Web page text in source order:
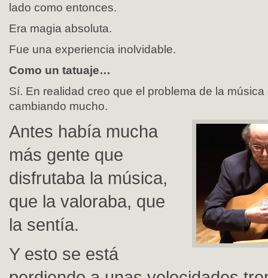
lado como entonces.
Era magia absoluta.
Fue una experiencia inolvidable.
Como un tatuaje…
Sí. En realidad creo que el problema de la
cambiando mucho.
Antes había mucha
más gente que
disfrutaba la música,
que la valoraba, que
la sentía.
Y esto se está